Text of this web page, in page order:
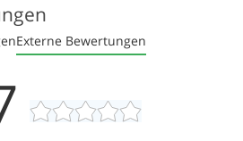
Externe Bewertungen